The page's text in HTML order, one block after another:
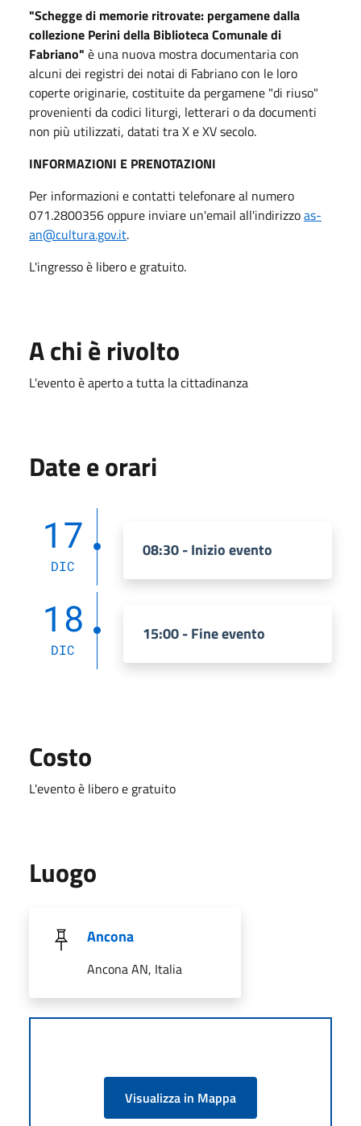
"Schegge di memorie ritrovate: pergamene dalla
collezione Perini della Biblioteca Comunale di
Fabriano" è una nuova mostra documentaria con
alcuni dei registri dei notai di Fabriano con le loro
coperte originarie, costituite da pergamene "di riuso"
provenienti da codici liturgi, letterari o da documenti
non più utilizzati, datati tra X e XV secolo.
INFORMAZIONI E PRENOTAZIONI
Per informazioni e contatti telefonare al numero
071.2800356 oppure inviare un'email all'indirizzoas-
an@cultura.gov.it.
L'ingresso è libero e gratuito.
A chi è rivolto
L'evento è aperto a tutta la cittadinanza
Date e orari
17
DIC
08:30 - Inizio evento
18
DIC
15:00 - Fine evento
Costo
L'evento è libero e gratuito
Luogo
Ancona
Ancona AN, Italia
Visualizza in Mappa